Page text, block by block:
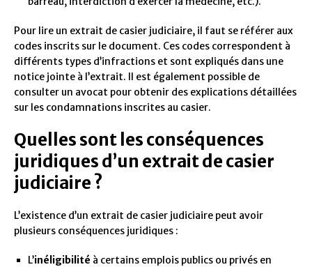
Pour lire un extrait de casier judiciaire, il faut se référer aux
codes inscrits sur le document. Ces codes correspondent à
différents types d’infractions et sont expliqués dans une
notice jointe à l’extrait. Il est également possible de
consulter un avocat pour obtenir des explications détaillées
sur les condamnations inscrites au casier.
Quelles sont les conséquences
juridiques d’un extrait de casier
judiciaire ?
L’existence d’un extrait de casier judiciaire peut avoir
plusieurs conséquences juridiques :
L’inéligibilité à certains emplois publics ou privés en